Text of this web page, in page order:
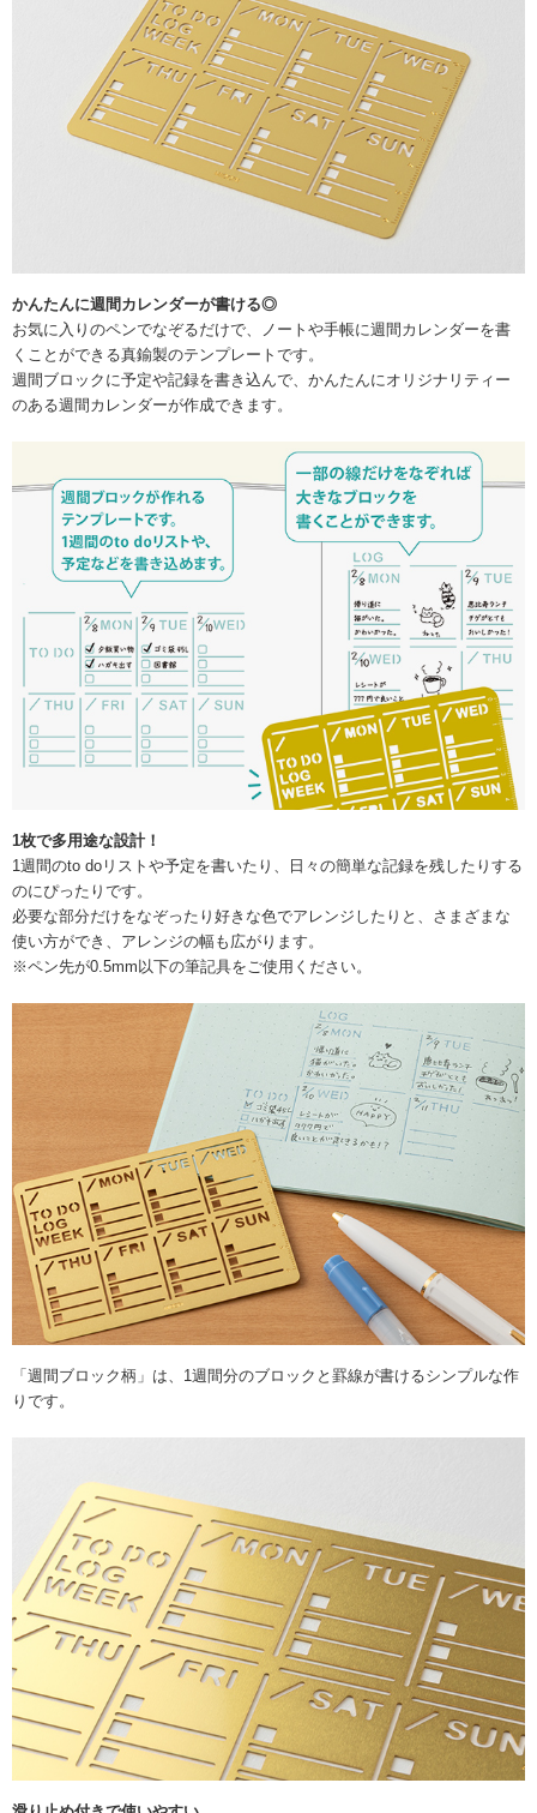
かんたんに週間カレンダーが書ける◎
お気に入りのペンでなぞるだけで、ノートや手帳に週間カレンダーを書
くことができる真鍮製のテンプレートです。
週間ブロックに予定や記録を書き込んで、かんたんにオリジナリティー
のある週間カレンダーが作成できます。
1枚で多用途な設計！
1週間のto doリストや予定を書いたり、日々の簡単な記録を残したりする
のにぴったりです。
必要な部分だけをなぞったり好きな色でアレンジしたりと、さまざまな
使い方ができ、アレンジの幅も広がります。
※ペン先が0.5mm以下の筆記具をご使用ください。
「週間ブロック柄」は、1週間分のブロックと罫線が書けるシンプルな作
りです。